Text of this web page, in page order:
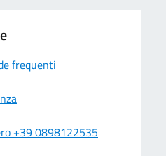
frequenti
+39 0898122535